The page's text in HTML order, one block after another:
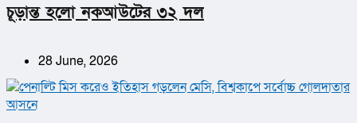
চূড়ান্ত হলো নকআউটের ৩২ দল
28 June, 2026